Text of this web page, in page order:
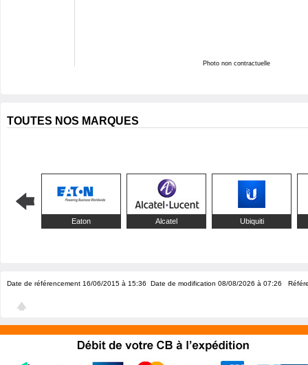
Photo non contractuelle
TOUTES NOS MARQUES
Eaton Alcatel Ubiquiti
Date de référencement 16/06/2015 à 15:36 Date de modification 08/08/2026 à 07:26